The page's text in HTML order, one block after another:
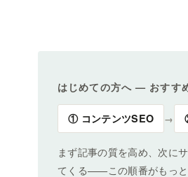
はじめての方へ — おすす
① コンテンツSEO →
まず記事の質を高め、次に
てくる——この順番がもっと